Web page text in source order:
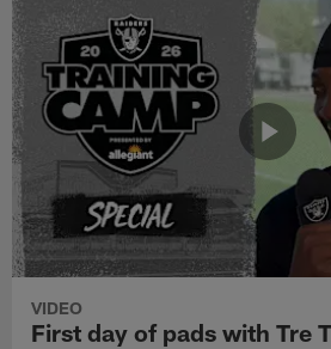
VIDEO
First day of pads with Tre